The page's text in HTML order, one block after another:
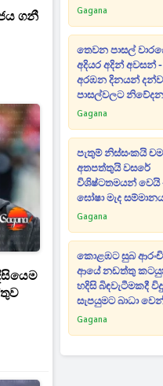
ගනී
නිවේදනයක්
Gagana
තෙවන පාසල්
අදියර අදින් අවසන්
අරඹන දිනයන්
පාසල්වලට
Gagana
පැතුම් නිස්සංකයි
අතපත්තුයි වසරේ
විශිෂ්ටතමයන් වෙයි -
ඝෝෂා මැද
වෙයි
Gagana
කොළඹට සුබ
ආයේ නඩත්තු
හදිසි බිඳවැටීමකදී
සැපයුමට බාධා
Gagana